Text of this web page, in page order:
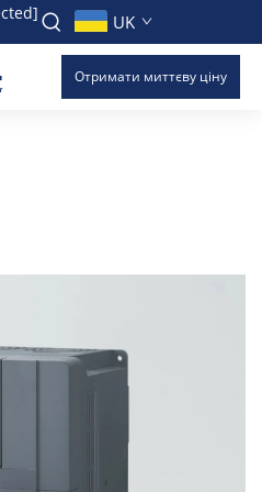
UK
Отримати миттєву ціну